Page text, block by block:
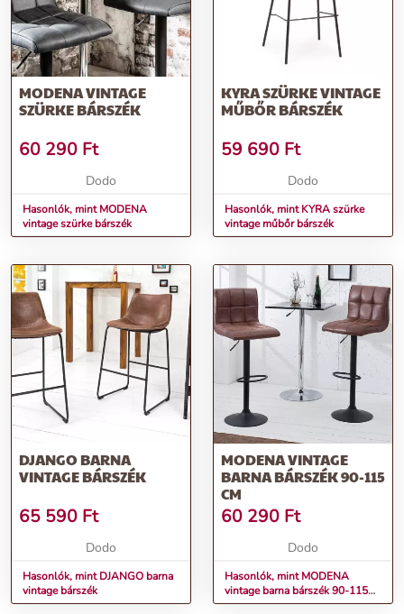
MODENA VINTAGE
SZÜRKE BÁRSZÉK
60 290 Ft
Dodo
Hasonlók, mint MODENA
vintage szürke bárszék
KYRA SZÜRKE VINTAGE
MŰBŐR BÁRSZÉK
59 690 Ft
Dodo
Hasonlók, mint KYRA szürke
vintage műbőr bárszék
DJANGO BARNA
VINTAGE BÁRSZÉK
65 590 Ft
Dodo
Hasonlók, mint DJANGO barna
vintage bárszék
MODENA VINTAGE
BARNA BÁRSZÉK 90-115
CM
60 290 Ft
Dodo
Hasonlók, mint MODENA
vintage barna bárszék 90-115
cm